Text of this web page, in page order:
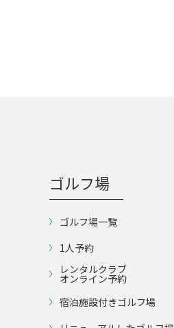
ゴルフ場
ゴルフ場一覧
1人予約
レンタルクラブ
オンライン予約
宿泊施設付きゴルフ場